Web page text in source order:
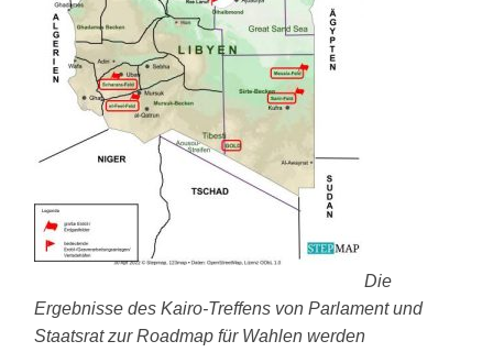
Die
Ergebnisse des Kairo-Treffens von Parlament und
Staatsrat zur Roadmap für Wahlen werden